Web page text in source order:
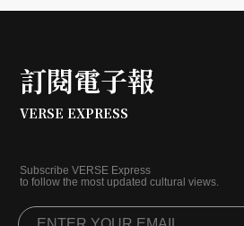
訂閱電子報
VERSE EXPRESS
Subscribe VERSE Express
to follow the most updated cultural views.